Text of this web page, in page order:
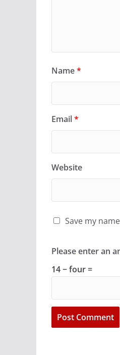
Name*
Email*
Website
Save my
Please enter an
14 − four =